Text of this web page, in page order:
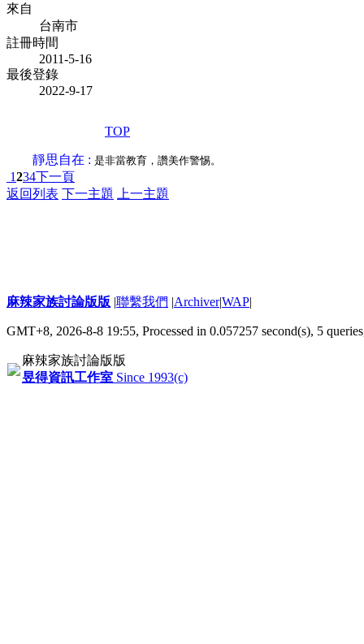
來自
台南市
註冊時間
2011-5-16
最後登錄
2022-9-17
TOP
靜思自在 : 是非當教育，讚美作警惕。
1234下一頁
返回列表 下一主題 上一主題
麻辣家族討論版版 |聯繫我們 |Archiver|WAP|
GMT+8, 2026-8-8 19:55, Processed in 0.057257 second(s), 5
麻辣家族討論版版
昱得資訊工作室 Since 1993(c)